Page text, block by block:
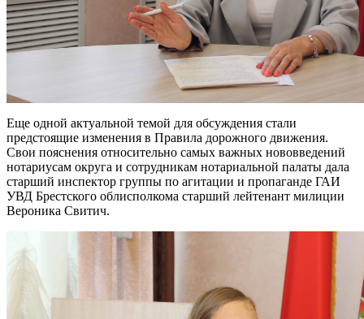
Еще одной актуальной темой для обсуждения стали
предстоящие изменения в Правила дорожного движения.
Свои пояснения относительно самых важных нововведений
нотариусам округа и сотрудникам нотариальной палаты дала
старший инспектор группы по агитации и пропаганде ГАИ
УВД Брестского облисполкома старший лейтенант милиции
Вероника Свитич.